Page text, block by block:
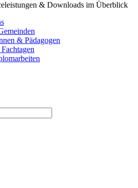
& Downloads im Überblick
& Pädagogen